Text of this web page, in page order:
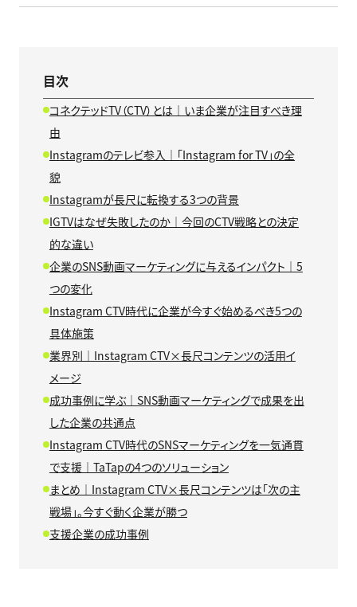
目次
コネクテッドTV（CTV）とは｜いま企業が注目すべき理
由
Instagramのテレビ参入｜「Instagram for TV」の全
貌
Instagramが長尺に転換する3つの背景
IGTVはなぜ失敗したのか｜今回のCTV戦略との決定
的な違い
企業のSNS動画マーケティングに与えるインパクト｜5
つの変化
Instagram CTV時代に企業が今すぐ始めるべき5つの
具体施策
業界別｜Instagram CTV×長尺コンテンツの活用イ
メージ
成功事例に学ぶ｜SNS動画マーケティングで成果を出
した企業の共通点
Instagram CTV時代のSNSマーケティングを一気通貫
で支援｜TaTapの4つのソリューション
まとめ｜Instagram CTV×長尺コンテンツは「次の主
戦場」。今すぐ動く企業が勝つ
支援企業の成功事例